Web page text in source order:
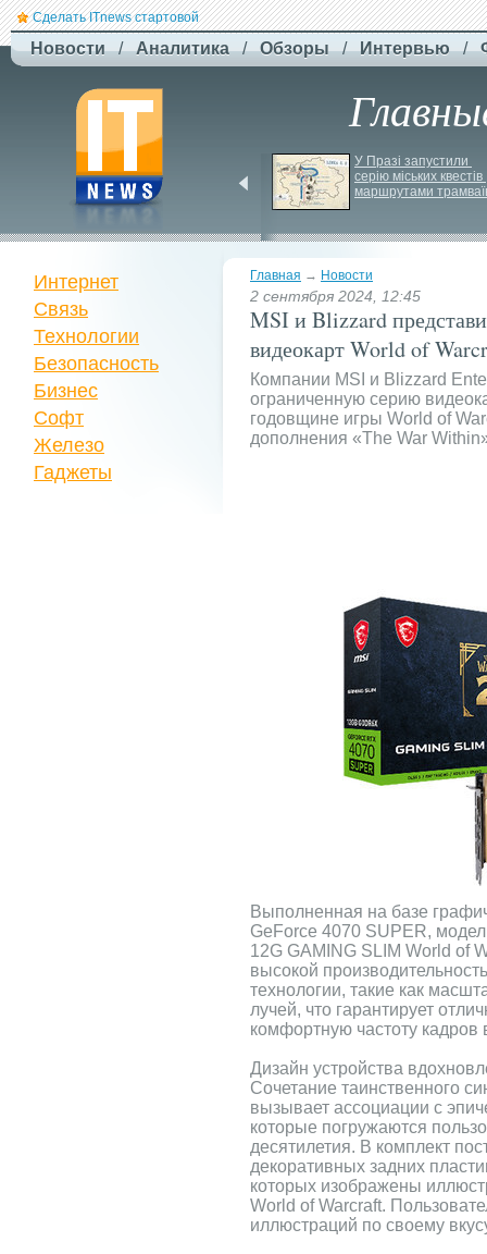
Сделать ITnews стартовой
Новости / Аналитика / Обзоры / Интервью /
нової серії станцій -
STREAM 5000
У Празі запустили
серію міських квестів
маршрутами
Главная → Новости
2 сентября 2024, 12:45
MSI и Blizzard
видеокарт World of
Компании MSI и Blizzard
ограниченную серию
годовщине игры World of
дополнения «The War
Выполненная на базе
GeForce 4070 SUPER,
12G GAMING SLIM World of
высокой
технологии, такие как
лучей, что гарантирует
комфортную частоту кадров
Дизайн устройства
Сочетание таинственного
вызывает ассоциации с
которые погружаются
десятилетия. В комплект
декоративных задних
которых изображены
World of Warcraft.
иллюстраций по своему
Интернет
Связь
Технологии
Безопасность
Бизнес
Софт
Железо
Гаджеты